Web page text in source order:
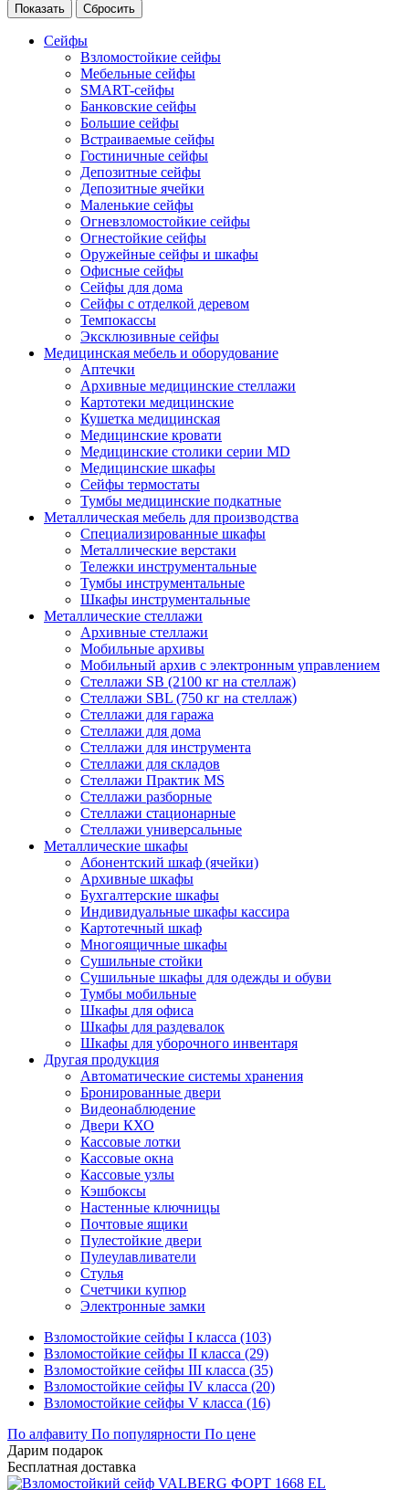
Сейфы
Взломостойкие сейфы
Мебельные сейфы
SMART-сейфы
Банковские сейфы
Большие сейфы
Встраиваемые сейфы
Гостиничные сейфы
Депозитные сейфы
Депозитные ячейки
Маленькие сейфы
Огневзломостойкие сейфы
Огнестойкие сейфы
Оружейные сейфы и шкафы
Офисные сейфы
Сейфы для дома
Сейфы с отделкой деревом
Темпокассы
Эксклюзивные сейфы
Медицинская мебель и оборудование
Аптечки
Архивные медицинские стеллажи
Картотеки медицинские
Кушетка медицинская
Медицинские кровати
Медицинские столики серии MD
Медицинские шкафы
Сейфы термостаты
Тумбы медицинские подкатные
Металлическая мебель для производства
Cпециализированные шкафы
Металлические верстаки
Тележки инструментальные
Тумбы инструментальные
Шкафы инструментальные
Металлические стеллажи
Архивные стеллажи
Мобильные архивы
Мобильный архив с электронным управлением
Стеллажи SB (2100 кг на стеллаж)
Стеллажи SBL (750 кг на стеллаж)
Стеллажи для гаража
Стеллажи для дома
Стеллажи для инструмента
Стеллажи для складов
Стеллажи Практик MS
Стеллажи разборные
Стеллажи стационарные
Стеллажи универсальные
Металлические шкафы
Абонентский шкаф (ячейки)
Архивные шкафы
Бухгалтерские шкафы
Индивидуальные шкафы кассира
Картотечный шкаф
Многоящичные шкафы
Сушильные стойки
Сушильные шкафы для одежды и обуви
Тумбы мобильные
Шкафы для офиса
Шкафы для раздевалок
Шкафы для уборочного инвентаря
Другая продукция
Автоматические системы хранения
Бронированные двери
Видеонаблюдение
Двери КХО
Кассовые лотки
Кассовые окна
Кассовые узлы
Кэшбоксы
Настенные ключницы
Почтовые ящики
Пулестойкие двери
Пулеулавливатели
Стулья
Счетчики купюр
Электронные замки
Взломостойкие сейфы I класса (103)
Взломостойкие сейфы II класса (29)
Взломостойкие сейфы III класса (35)
Взломостойкие сейфы IV класса (20)
Взломостойкие сейфы V класса (16)
По алфавиту По популярности По цене
Дарим подарок
Бесплатная доставка